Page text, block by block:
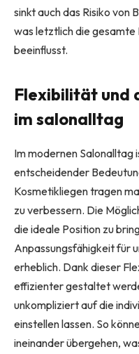
sinkt auch das Risiko von
was letztlich die
beeinflusst.
Flexibilität und
im salonalltag
Im modernen Salonalltag
entscheidender
Kosmetikliegen tragen
zu verbessern. Die
die ideale Position zu
Anpassungsfähigkeit für
erheblich. Dank dieser
effizienter gestaltet
unkompliziert auf die
einstellen lassen. So
ineinander übergehen,